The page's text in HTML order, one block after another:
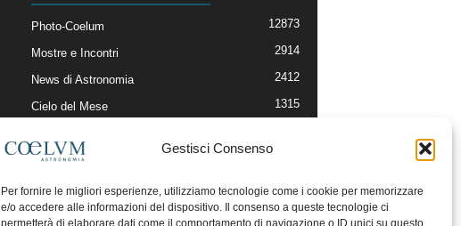
Gestisci Consenso
Per fornire le migliori esperienze, utilizziamo tecnologie come i cookie per memorizzare
e/o accedere alle informazioni del dispositivo. Il consenso a queste tecnologie ci
permetterà di elaborare dati come il comportamento di navigazione o ID unici su questo
Photo-Coelum 12873
Mostre e Incontri 2914
News di Astronomia 2412
Cielo del Mese 1315
Articoli e Risorse On-Line
Il Blog della Redazione